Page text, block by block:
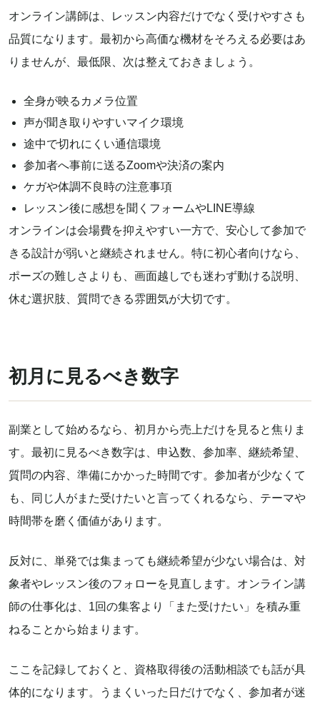
オンライン講師は、レッスン内容だけでなく受けやすさも
品質になります。最初から高価な機材をそろえる必要はあ
りませんが、最低限、次は整えておきましょう。
全身が映るカメラ位置
声が聞き取りやすいマイク環境
途中で切れにくい通信環境
参加者へ事前に送るZoomや決済の案内
ケガや体調不良時の注意事項
レッスン後に感想を聞くフォームやLINE導線
オンラインは会場費を抑えやすい一方で、安心して参加で
きる設計が弱いと継続されません。特に初心者向けなら、
ポーズの難しさよりも、画面越しでも迷わず動ける説明、
休む選択肢、質問できる雰囲気が大切です。
初月に見るべき数字
副業として始めるなら、初月から売上だけを見ると焦りま
す。最初に見るべき数字は、申込数、参加率、継続希望、
質問の内容、準備にかかった時間です。参加者が少なくて
も、同じ人がまた受けたいと言ってくれるなら、テーマや
時間帯を磨く価値があります。
反対に、単発では集まっても継続希望が少ない場合は、対
象者やレッスン後のフォローを見直します。オンライン講
師の仕事化は、1回の集客より「また受けたい」を積み重
ねることから始まります。
ここを記録しておくと、資格取得後の活動相談でも話が具
体的になります。うまくいった日だけでなく、参加者が迷